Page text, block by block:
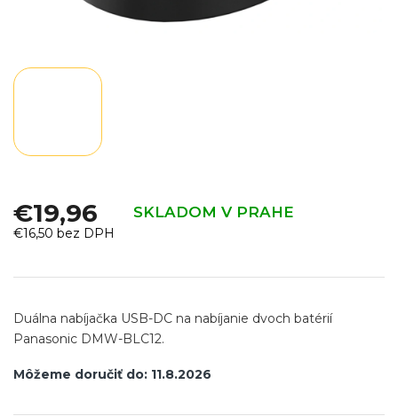
€19,96 SKLADOM V PRAHE
€16,50 bez DPH
cena:
Môžeme doručiť do: 11.8.2026
Duálna nabíjačka USB-DC na nabíjanie dvoch batérií
Panasonic DMW-BLC12.